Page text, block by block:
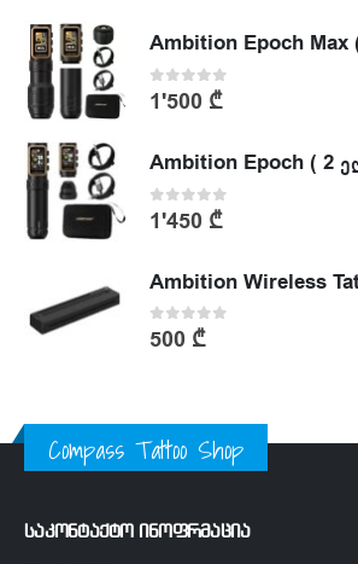
Ambition Epoch
0out of 5
1'500 ₾
Ambition Epoch ( 2
0out of 5
1'450 ₾
0out of 5
500 ₾
Compass Tattoo Shop
საკონტაქტო ინოფრმაცია